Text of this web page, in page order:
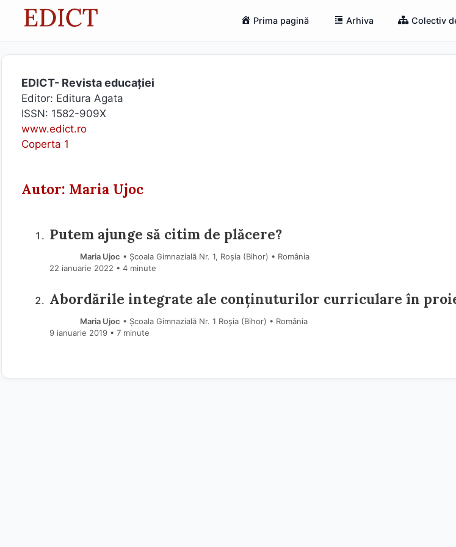
Prima pagină Arhiva Colectiv
EDICT- Revista educației
Editor: Editura Agata
ISSN: 1582-909X
www.edict.ro
Coperta 1
Autor: Maria Ujoc
Putem ajunge să citim de plăcere?
Maria Ujoc • Școala Gimnazială Nr. 1, Roșia (Bihor) • România
22 ianuarie 2022 • 4 minute
Abordările integrate ale conținuturilor curriculare în
Maria Ujoc • Școala Gimnazială Nr. 1 Roșia (Bihor) • România
9 ianuarie 2019 • 7 minute